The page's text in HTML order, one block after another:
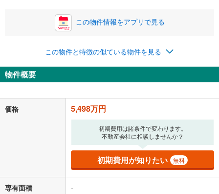
0円
ナス時の増額分（1回分）を入力してください。
ボーナス払いの限度額は金融機関によって異なります。
閉じる
月々の返済額
上、ご自身での入力をお願いいたします。初期設定で自動入力されてい
る値は、実際の金融機関等における貸出金利とは何ら関係がなく、実際
の金融機関等における貸出金利を何ら保証するものではありません。返
済方法「元利均等返済」にて算出しております。入力された金利を35年
適用した場合の計算結果を表示しています。
その他月額費用や、初期費用がかかります。ご注意ください。実際にお
借り入れの際は各金融機関等に、必ずご自身でご確認をお願いいたしま
す。
条件によってお借り入れができないことがあります。
この物件情報をアプリで見る
この物件と特徴の似ている物件を見る
物件概要
価格 5,498万円
初期費用は諸条件で変わります。
不動産会社に相談しませんか？
初期費用が知りたい 無料
専有面積 -